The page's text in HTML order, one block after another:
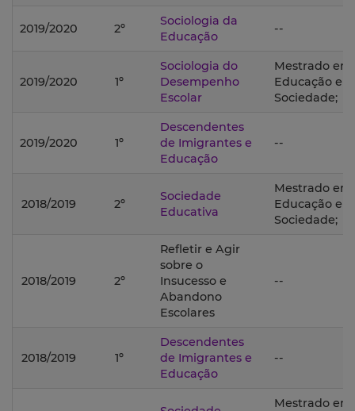
2019/2020 2º
Sociologia da
Educação
--
2019/2020 1º
Sociologia do
Desempenho
Escolar
Mestrado em
Educação e
Sociedade;
2019/2020 1º
Descendentes
de Imigrantes e
Educação
--
2018/2019 2º
Sociedade
Educativa
Mestrado em
Educação e
Sociedade;
2018/2019 2º
Refletir e Agir
sobre o
Insucesso e
Abandono
Escolares
--
2018/2019 1º
Descendentes
de Imigrantes e
Educação
--
Mestrado em